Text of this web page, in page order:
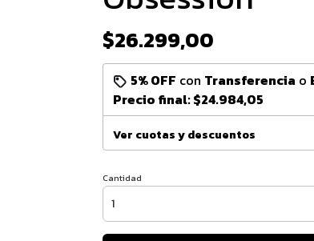
$26.299,00
5% OFF con Transferencia o
Precio final:$24.984,05
Ver cuotas y descuentos
Cantidad